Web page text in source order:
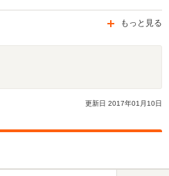
もっと見る
更新日 2017年01 月 10日